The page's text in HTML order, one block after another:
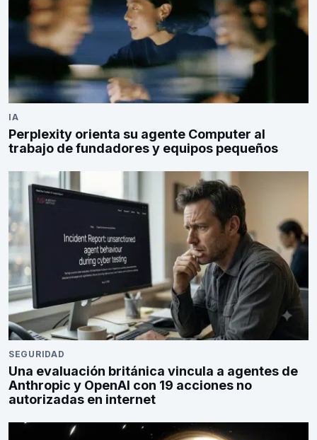
IA
Perplexity orienta su agente Computer al
trabajo de fundadores y equipos pequeños
SEGURIDAD
Una evaluación británica vincula a agentes de
Anthropic y OpenAI con 19 acciones no
autorizadas en internet